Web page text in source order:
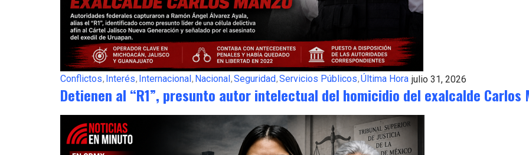
Conflictos Interés Internacional Nacional Seguridad Servicios Públicos Última Hora julio 31, 2026
Detienen al “R1”, presunto autor intelectual del homicidio del exalcalde Carlos